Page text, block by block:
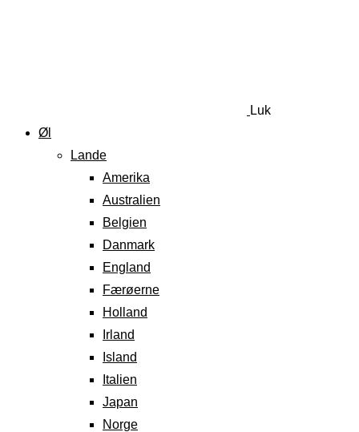
Luk
Øl
Lande
Amerika
Australien
Belgien
Danmark
England
Færøerne
Holland
Irland
Island
Italien
Japan
Norge